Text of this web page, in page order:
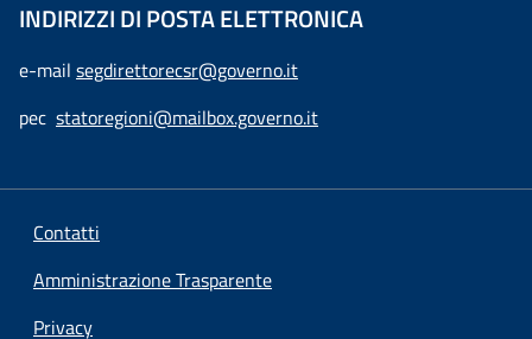
INDIRIZZI DI POSTA ELETTRONICA
e-mail segdirettorecsr@governo.it
pec statoregioni@mailbox.governo.it
Contatti
Amministrazione Trasparente
Privacy